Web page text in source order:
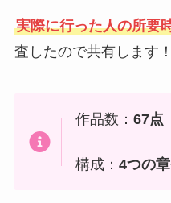
実際に行った人の所要
査したので共有します！
作品数：67点
構成：4つの